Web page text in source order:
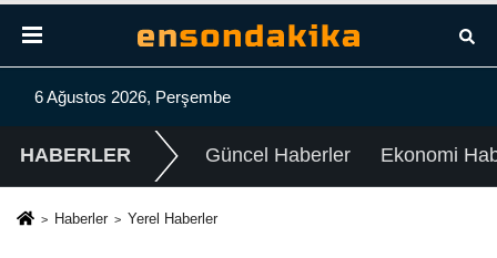
6 Ağustos 2026, Perşembe
HABERLER Güncel Haberler Ekonomi
Haberler Yerel Haberler